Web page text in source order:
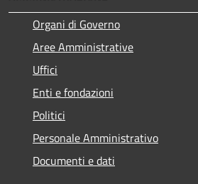
Organi di Governo
Aree Amministrative
Uffici
Enti e fondazioni
Politici
Personale Amministrativo
Documenti e dati